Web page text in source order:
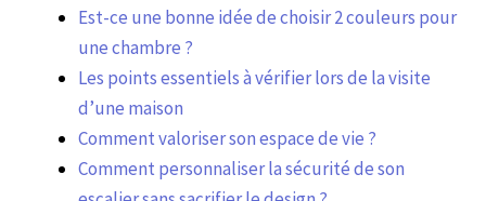
Est-ce une bonne idée de choisir 2 couleurs pour
une chambre ?
Les points essentiels à vérifier lors de la visite
d’une maison
Comment valoriser son espace de vie ?
Comment personnaliser la sécurité de son